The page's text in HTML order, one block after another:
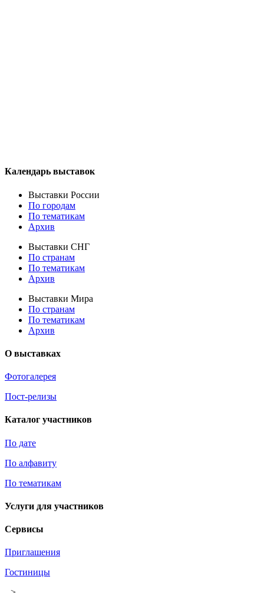
Календарь выставок
Выставки России
По городам
По тематикам
Архив
Выставки СНГ
По странам
По тематикам
Архив
Выставки Мира
По странам
По тематикам
Архив
О выставках
Фотогалерея
Пост-релизы
Каталог участников
По дате
По алфавиту
По тематикам
Услуги для участников
Сервисы
Приглашения
Гостиницы